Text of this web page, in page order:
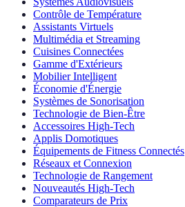
Contrôle de Température
Assistants Virtuels
Multimédia et Streaming
Cuisines Connectées
Gamme d'Extérieurs
Mobilier Intelligent
Économie d'Énergie
Systèmes de Sonorisation
Technologie de Bien-Être
Accessoires High-Tech
Applis Domotiques
Équipements de Fitness Connectés
Réseaux et Connexion
Technologie de Rangement
Nouveautés High-Tech
Comparateurs de Prix